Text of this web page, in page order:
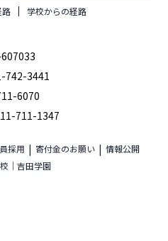
路 学校からの経路
742-3441
6070
711-1347
採用 寄付金のお願い
情報公開
｜吉田学園